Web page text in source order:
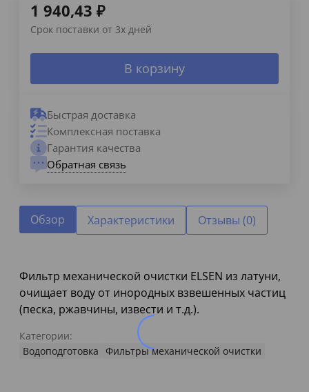
1 940,43 ₽
Срок поставки от 3х дней
В корзину
Быстрая доставка
Комплексная поставка
Гарантия качества
Обратная связь
Обзор Характеристики Отзывы (0)
Фильтр механической очистки ELSEN из латуни,
очищает воду от инородных взвешенных частиц
(песка, ржавчины, извести и т.д.).
Категории:
Водоподготовка Фильтры механической очистки